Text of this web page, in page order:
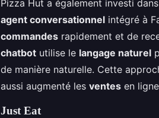
Pizza Hut a également investi
agent conversationnel intégré à
commandes rapidement et de
chatbot utilise le langage naturel
de manière naturelle. Cette
aussi augmenté les ventes en
Just Eat